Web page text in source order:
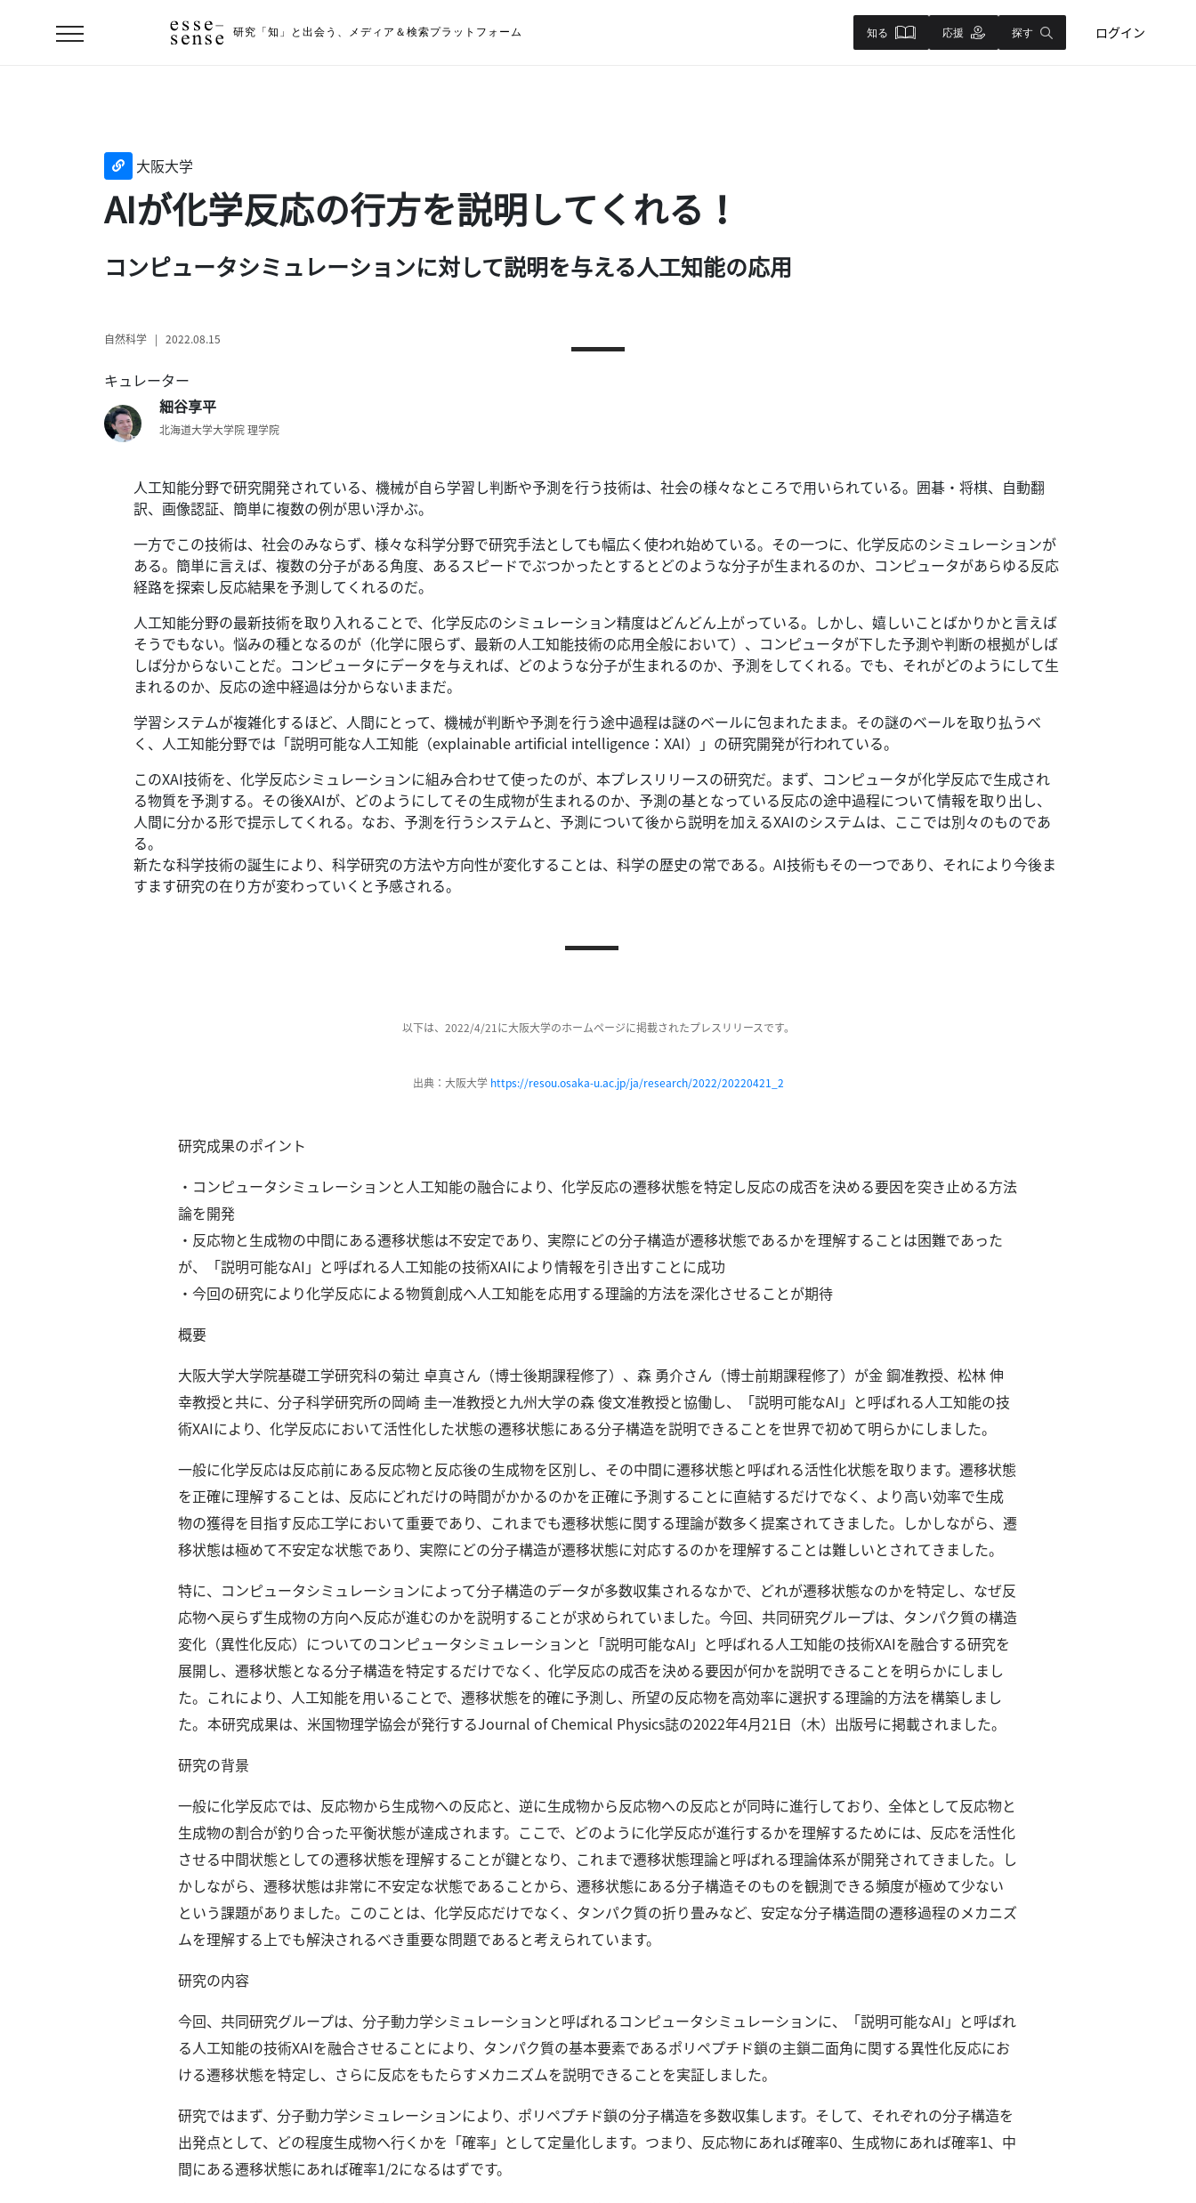
研究「知」と出会う、 メディア＆検索プラットフォーム 知る 応援 探す ログイン
プ
ス
テ
ー
タ
へ
事
一
覧
寄
稿/
取
材
記
事
の
一
覧
パ
催/
者
一
へ
究
探
索
esse-
sense
Partners
特
大阪大学
AIが化学反応の行方を説明してくれる！
コンピュータシミュレーションに対して説明を与える人工知能の応用
自然科学 | 2022.08.15
キュレーター
細谷享平
北海道大学大学院 理学院
人工知能分野で研究開発されている、機械が自ら学習し判断や予測を行う技術は、社会の様々なところで用いられている。 囲碁・将棋、自動翻
訳、画像認証、簡単に複数の例が思い浮かぶ。
一方でこの技術は、社会のみならず、様々な科学分野で研究手法としても幅広く使われ始めている。 その一つに、化学反応のシミュレーションが
ある。 簡単に言えば、複数の分子がある角度、あるスピードでぶつかったとするとどのような分子が生まれるのか、コンピュータがあらゆる反応
経路を探索し反応結果を予測してくれるのだ。
人工知能分野の最新技術を取り入れることで、化学反応のシミュレーション精度はどんどん上がっている。 しかし、嬉しいことばかりかと言えば
そうでもない。 悩みの種となるのが（化学に限らず、最新の人工知能技術の応用全般において）、コンピュータが下した予測や判断の根拠がしば
しば分からないことだ。 コンピュータにデータを与えれば、どのような分子が生まれるのか、予測をしてくれる。 でも、それがどのようにして生
まれるのか、反応の途中経過は分からないままだ。
学習システムが複雑化するほど、人間にとって、機械が判断や予測を行う途中過程は謎のベールに包まれたまま。 その謎のベールを取り払うべ
く、人工知能分野では「説明可能な人工知能（explainable artificial intelligence：XAI）」の研究開発が行われている。
このXAI技術を、化学反応シミュレーションに組み合わせて使ったのが、本プレスリリースの研究だ。 まず、コンピュータが化学反応で生成され
る物質を予測する。 その後XAIが、どのようにしてその生成物が生まれるのか、予測の基となっている反応の途中過程について情報を取り出し、
人間に分かる形で提示してくれる。 なお、予測を行うシステムと、予測について後から説明を加えるXAIのシステムは、ここでは別々のものであ
る。
新たな科学技術の誕生により、科学研究の方法や方向性が変化することは、科学の歴史の常である。 AI技術もその一つであり、それにより今後ま
すます研究の在り方が変わっていくと予感される。
以下は、2022/4/21に大阪大学のホームページに掲載されたプレスリリースです。
出典：大阪大学 https://resou.osaka-u.ac.jp/ja/research/2022/20220421_2
研究成果のポイント
・コンピュータシミュレーションと人工知能の融合により、化学反応の遷移状態を特定し反応の成否を決める要因を突き止める方法
論を開発
・反応物と生成物の中間にある遷移状態は不安定であり、実際にどの分子構造が遷移状態であるかを理解することは困難であった
が、「説明可能なAI」と呼ばれる人工知能の技術XAIにより情報を引き出すことに成功
・今回の研究により化学反応による物質創成へ人工知能を応用する理論的方法を深化させることが期待
概要
大阪大学大学院基礎工学研究科の菊辻 卓真さん（博士後期課程修了）、森 勇介さん（博士前期課程修了）が金 鋼准教授、松林 伸
幸教授と共に、分子科学研究所の岡崎 圭一准教授と九州大学の森 俊文准教授と協働し、「説明可能なAI」と呼ばれる人工知能の技
術XAIにより、化学反応において活性化した状態の遷移状態にある分子構造を説明できることを世界で初めて明らかにしました。
一般に化学反応は反応前にある反応物と反応後の生成物を区別し、その中間に遷移状態と呼ばれる活性化状態を取ります。遷移状態
を正確に理解することは、反応にどれだけの時間がかかるのかを正確に予測することに直結するだけでなく、より高い効率で生成
物の獲得を目指す反応工学において重要であり、これまでも遷移状態に関する理論が数多く提案されてきました。 しかしながら、遷
移状態は極めて不安定な状態であり、実際にどの分子構造が遷移状態に対応するのかを理解することは難しいとされてきました。
特に、コンピュータシミュレーションによって分子構造のデータが多数収集されるなかで、どれが遷移状態なのかを特定し、なぜ反
応物へ戻らず生成物の方向へ反応が進むのかを説明することが求められていました。今回、共同研究グループは、タンパク質の構造
変化（異性化反応）についてのコンピュータシミュレーションと「説明可能なAI」と呼ばれる人工知能の技術XAIを融合する研究を
展開し、遷移状態となる分子構造を特定するだけでなく、化学反応の成否を決める要因が何かを説明できることを明らかにしまし
た。 これにより、人工知能を用いることで、遷移状態を的確に予測し、所望の反応物を高効率に選択する理論的方法を構築しまし
た。 本研究成果は、米国物理学協会が発行するJournal of Chemical Physics誌の2022年4月21日（木）出版号に掲載されました。
研究の背景
一般に化学反応では、反応物から生成物への反応と、逆に生成物から反応物への反応とが同時に進行しており、全体として反応物と
生成物の割合が釣り合った平衡状態が達成されます。 ここで、どのように化学反応が進行するかを理解するためには、反応を活性化
させる中間状態としての遷移状態を理解することが鍵となり、これまで遷移状態理論と呼ばれる理論体系が開発されてきました。 し
かしながら、遷移状態は非常に不安定な状態であることから、遷移状態にある分子構造そのものを観測できる頻度が極めて少ない
という課題がありました。 このことは、化学反応だけでなく、タンパク質の折り畳みなど、安定な分子構造間の遷移過程のメカニズ
ムを理解する上でも解決されるべき重要な問題であると考えられています。
研究の内容
今回、共同研究グループは、分子動力学シミュレーションと呼ばれるコンピュータシミュレーションに、「説明可能なAI」と呼ばれ
る人工知能の技術XAIを融合させることにより、タンパク質の基本要素であるポリペプチド鎖の主鎖二面角に関する異性化反応にお
ける遷移状態を特定し、さらに反応をもたらすメカニズムを説明できることを実証しました。
研究ではまず、分子動力学シミュレーションにより、ポリペプチド鎖の分子構造を多数収集します。 そして、それぞれの分子構造を
出発点として、どの程度生成物へ行くかを「確率」として定量化します。 つまり、反応物にあれば確率0、生成物にあれば確率1、中
間にある遷移状態にあれば確率1/2になるはずです。